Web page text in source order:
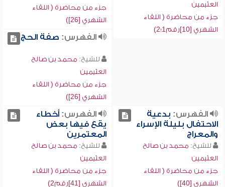
العثيمين
جزء من محاضرة ( اللقاء
الشهري [10]رقم1؛2)
جزء من محاضرة ( اللقاء
الشهري [26])
الفهرس: صفة الحج
للشيخ: محمد بن صالح
العثيمين
جزء من محاضرة ( اللقاء
الشهري [26])
الفهرس: بدعية
الاحتفال بليلة الإسراء
والمعراج
للشيخ: محمد بن صالح
العثيمين
جزء من محاضرة ( اللقاء
الشهري [40])
الفهرس:أخطاء
يقع فيها بعض
المعتمرين
للشيخ: محمد بن صالح
العثيمين
جزء من محاضرة ( اللقاء
الشهري [41]رقم2)